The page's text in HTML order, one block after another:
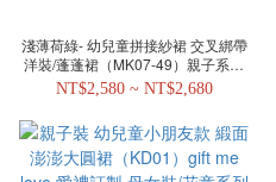
淺薄荷綠- 幼兒童拼接紗裙 交叉綁帶
洋裝/蓬蓬裙（MK07-49）親子系列
母女裝
NT$2,580 ~ NT$2,680